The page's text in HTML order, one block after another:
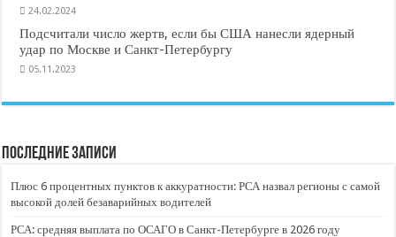
24.02.2024
Подсчитали число жертв, если бы США нанесли ядерный
удар по Москве и Санкт-Петербургу
05.11.2023
Последние записи
Плюс 6 процентных пунктов к аккуратности: РСА назвал регионы с самой
высокой долей безаварийных водителей
РСА: средняя выплата по ОСАГО в Санкт-Петербурге в 2026 году